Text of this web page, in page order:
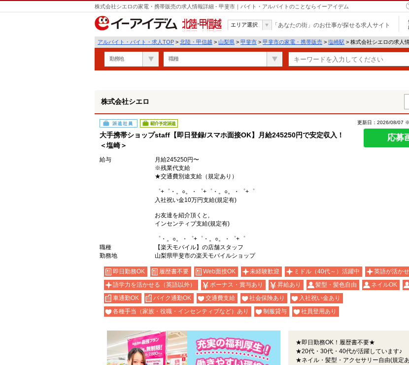
株式会社シエロの家電・携帯販売の求人情報詳細 - 甲斐市｜バイト・アルバイトのことならイーアイデム
北陸・甲信越
エリア選択 「あなたの街」のお仕事が探せる求人サイト
アルバイト・バイト・求人TOP > 北陸・甲信越 > 山梨県 > 甲斐市 > 甲斐市の家電・携帯販売 > 塩崎駅 > 株式会社シエロの求人
勤務地 職種
遣
株式会社シエロ
派遣社員 紹介予定派遣
大手携帯ショップstaff【即日登録/スマホ面接OK】月給245250円で安定収入！
＜塩崎＞
更新日：2026/08/07
応募
給与
月給245250円〜
※残業代支給
★交通費別途支給（規定あり）
゜+゜・。○。・゜+゜・。○。・゜+゜
入社祝い金10万円支給(規定有)
お友達を紹介頂くと,
インセンティブ支給(規定有)
゜・。○。・゜+゜・。○。・゜+゜
職種
【楽天モバイル】の店舗スタッフ
勤務地
山梨県甲斐市の楽天モバイルショップ
即日勤務OK 履歴書不要 Web面接OK 未経験歓迎 ミドル（40代～）活躍中
英語が活か
語学力を活かせる（英語以外）
ボーナス・賞与あり 昇給あり 髪型・髪色自由 ネイルOK
車通勤OK
バイク通勤OK 交通費支給 社会保険あり
入社祝い金あり
各種手当（家族・役職・インセンティブなど）あり
制服貸与 社員登用あり
★即日勤務OK！履歴書不要★
★20代・30代・40代が活躍しています♪
★ネイル・髪型・アクセサリー自由(規定